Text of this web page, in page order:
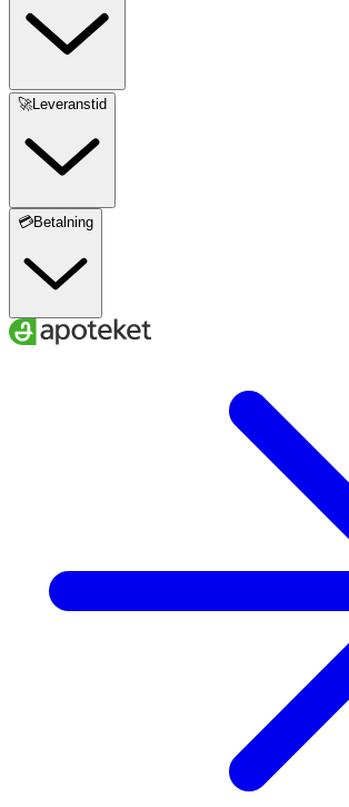
🚀Leveranstid
💳Betalning